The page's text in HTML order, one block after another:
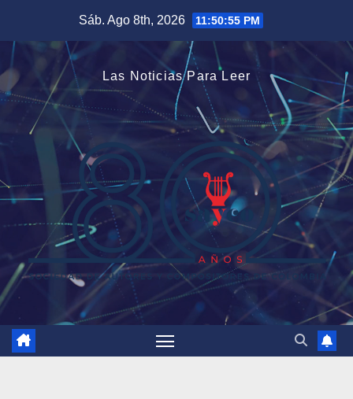
contenido
Sáb. Ago 8th, 2026 11:50:55 PM
Las Noticias Para Leer